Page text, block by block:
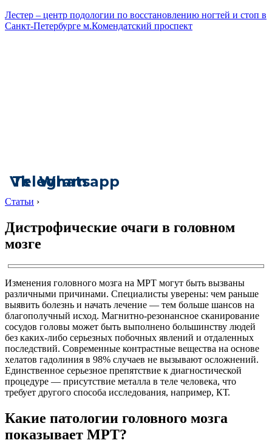
Лестер – центр подологии по восстановлению ногтей и стоп в
Санкт-Петербурге м.Комендатский проспект
Vk
Telegram
Whatsapp
Статьи ›
Дистрофические очаги в головном
мозге
Изменения головного мозга на МРТ могут быть вызваны
различными причинами. Специалисты уверены: чем раньше
выявить болезнь и начать лечение — тем больше шансов на
благополучный исход. Магнитно-резонансное сканирование
сосудов головы может быть выполнено большинству людей
без каких-либо серьезных побочных явлений и отдаленных
последствий. Современные контрастные вещества на основе
хелатов гадолиния в 98% случаев не вызывают осложнений.
Единственное серьезное препятствие к диагностической
процедуре — присутствие металла в теле человека, что
требует другого способа исследования, например, КТ.
Какие патологии головного мозга
показывает МРТ?